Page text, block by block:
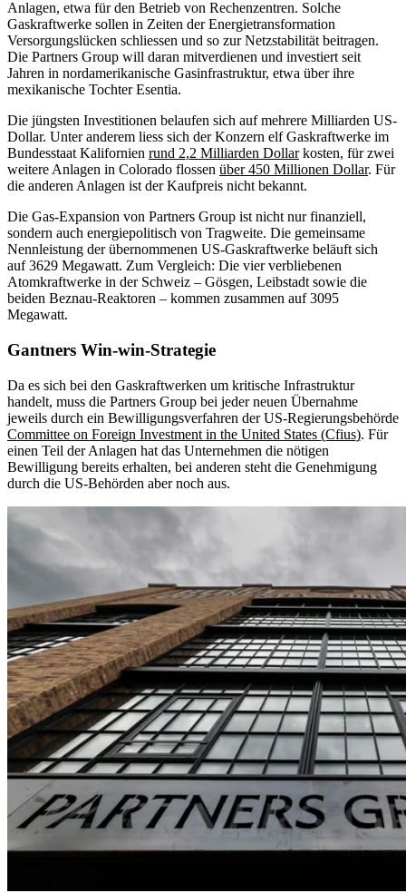
Anlagen, etwa für den Betrieb von Rechenzentren. Solche
Gaskraftwerke sollen in Zeiten der Energietransformation
Versorgungslücken schliessen und so zur Netzstabilität beitragen.
Die Partners Group will daran mitverdienen und investiert seit
Jahren in nordamerikanische Gasinfrastruktur, etwa über ihre
mexikanische Tochter Esentia.
Die jüngsten Investitionen belaufen sich auf mehrere Milliarden US-
Dollar. Unter anderem liess sich der Konzern elf Gaskraftwerke im
Bundesstaat Kalifornien rund 2,2 Milliarden Dollarkosten, für zwei
weitere Anlagen in Colorado flossen über 450 Millionen Dollar. Für
die anderen Anlagen ist der Kaufpreis nicht bekannt.
Die Gas-Expansion von Partners Group ist nicht nur finanziell,
sondern auch energiepolitisch von Tragweite. Die gemeinsame
Nennleistung der übernommenen US-Gaskraftwerke beläuft sich
auf 3629 Megawatt. Zum Vergleich: Die vier verbliebenen
Atomkraftwerke in der Schweiz – Gösgen, Leibstadt sowie die
beiden Beznau-Reaktoren – kommen zusammen auf 3095
Megawatt.
Gantners Win-win-Strategie
Da es sich bei den Gaskraftwerken um kritische Infrastruktur
handelt, muss die Partners Group bei jeder neuen Übernahme
jeweils durch ein Bewilligungsverfahren der US-Regierungsbehörde
Committee on Foreign Investment in the United States (Cfius). Für
einen Teil der Anlagen hat das Unternehmen die nötigen
Bewilligung bereits erhalten, bei anderen steht die Genehmigung
durch die US-Behörden aber noch aus.